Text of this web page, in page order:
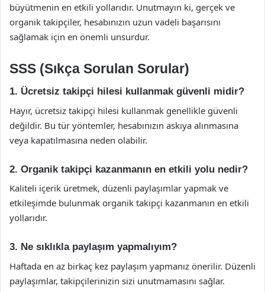
büyütmenin en etkili yollarıdır. Unutmayın ki, gerçek ve
organik takipçiler, hesabınızın uzun vadeli başarısını
sağlamak için en önemli unsurdur.
SSS (Sıkça Sorulan Sorular)
1. Ücretsiz takipçi hilesi kullanmak güvenli midir?
Hayır, ücretsiz takipçi hilesi kullanmak genellikle güvenli
değildir. Bu tür yöntemler, hesabınızın askıya alınmasına
veya kapatılmasına neden olabilir.
2. Organik takipçi kazanmanın en etkili yolu nedir?
Kaliteli içerik üretmek, düzenli paylaşımlar yapmak ve
etkileşimde bulunmak organik takipçi kazanmanın en etkili
yollarıdır.
3. Ne sıklıkla paylaşım yapmalıyım?
Haftada en az birkaç kez paylaşım yapmanız önerilir. Düzenli
paylaşımlar, takipçilerinizin sizi unutmamasını sağlar.